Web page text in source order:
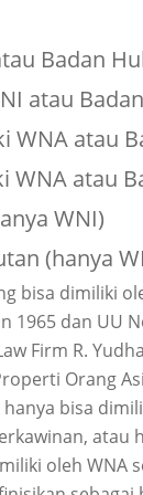
Badan
atau
WNA atau
WNA atau
WNI)
(hanya
bisa dimiliki
1965 dan UU
Firm R.
Orang
bisa
atau
oleh WNA